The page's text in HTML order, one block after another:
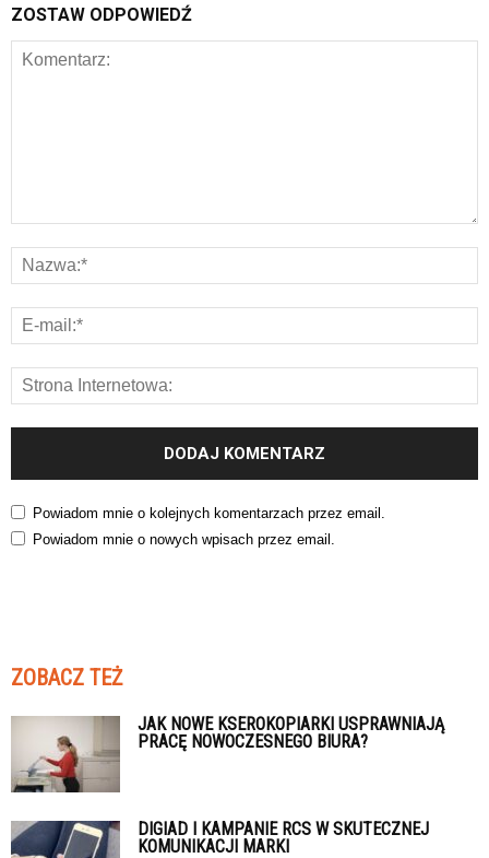
ZOSTAW ODPOWIEDŹ
Powiadom mnie o kolejnych komentarzach przez email.
Powiadom mnie o nowych wpisach przez email.
ZOBACZ TEŻ
JAK NOWE KSEROKOPIARKI USPRAWNIAJĄ
PRACĘ NOWOCZESNEGO BIURA?
DIGIAD I KAMPANIE RCS W SKUTECZNEJ
KOMUNIKACJI MARKI